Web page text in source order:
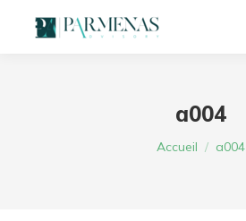
a004
Vous êtes ici :
Accueil a004